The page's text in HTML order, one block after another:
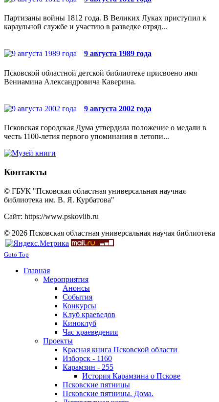
Партизаны войны 1812 года. В Великих Луках приступил к
караульной службе и участию в разведке отряд...
9 августа 1989 года
Псковской областной детской библиотеке присвоено имя
Вениамина Александровича Каверина.
9 августа 2002 года
Псковская городская Дума утвердила положение о медали в
честь 1100-летия первого упоминания в летопи...
Контакты
© ГБУК "Псковская областная универсальная научная
библиотека им. В. Я. Курбатова"
Сайт: https://www.pskovlib.ru
© 2026 Псковская областная универсальная научая библиотека
Goto Top
Главная
Мероприятия
Анонсы
События
Конкурсы
Клуб краеведов
Киноклуб
Час краеведения
Проекты
Красная книга Псковской области
Изборск - 1160
Карамзин - 255
История Карамзина о Пскове
Псковские пятницы
Псковские пятницы. Дома.